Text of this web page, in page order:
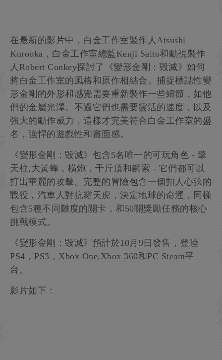
在最新的影片中，白金工作室製作人Atsushi
Kurooka，白金工作室總監Kenji Saito和動視製作
人Robert Conkey探討了《變形金剛：毀滅》如何
將白金工作室的風格和原作相結合。捕捉標誌性變
形金剛的外形和感覺需要重新製作一些細節，如他
們的金屬光澤。不過它們也需要靈活的速度，以及
強大的動作威力，這樣才完美符合白金工作室的盛
名，強悍的遊戲性和畫面感。
《變形金剛：毀滅》包含5名唯一的可玩角色 - 擎
天柱,大黃蜂，橫炮，千斤頂和鋼索 - 它們都可以
打出華麗的攻擊。完整的冒險包含一個扣人心弦的
戰役，汽車人對抗霸天虎，決定地球的命運，同樣
包含5種不同難度的關卡，和50關獎勵任務的核心
挑戰模式。
《變形金剛：毀滅》預計於10月9日發售，登陸
PS4，PS3，Xbox One,Xbox 360和PC Steam平
台。
影片如下：